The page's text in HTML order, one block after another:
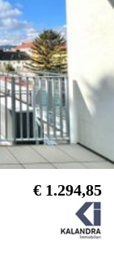
€ 1.294,85